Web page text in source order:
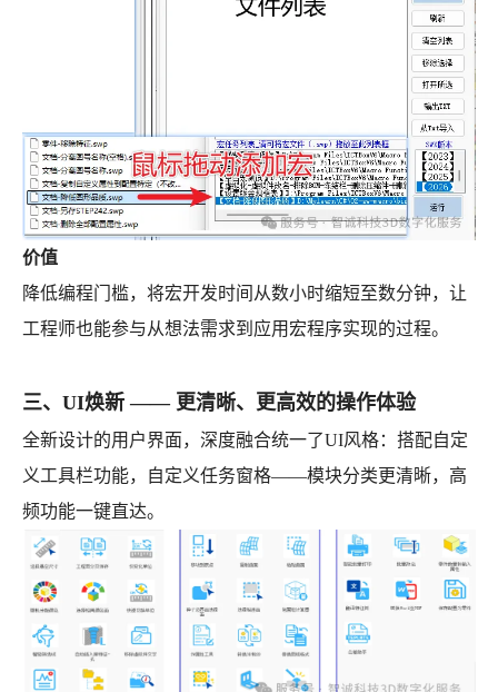
价值
降低编程门槛，将宏开发时间从数小时缩短至数分钟，让
工程师也能参与从想法需求到应用宏程序实现的过程。
三、UI焕新 —— 更清晰、更高效的操作体验
全新设计的用户界面，深度融合统一了UI风格：搭配自定
义工具栏功能，自定义任务窗格——模块分类更清晰，高
频功能一键直达。